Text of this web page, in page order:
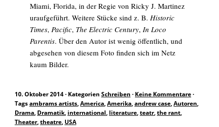
Miami, Florida, in der Regie von Ricky J. Martinez
uraufgeführt. Weitere Stücke sind z. B.Historic
Times,Pacific, The Electric Century,In Loco
Parentis. Über den Autor ist wenig öffentlich, und
abgesehen von diesem Foto finden sich im Netz
kaum Bilder.
10. Oktober 2014· Kategorien Schreiben · Keine Kommentare·
Tagsambrams artists,America,Amerika,andrew case,Autoren,
Drama, Dramatik, international, literature,teatr,the rant,
Theater,theatre, USA